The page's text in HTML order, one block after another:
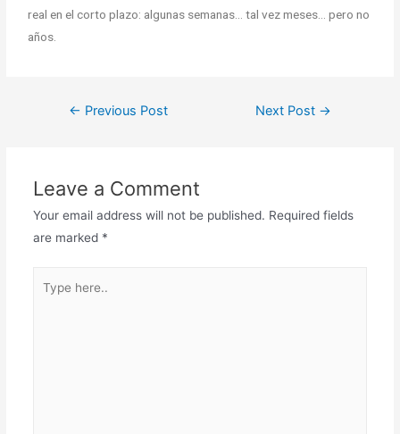
real en el corto plazo: algunas semanas… tal vez meses… pero no
años.
← Previous Post Next Post →
Leave a Comment
Your email address will not be published. Required fields
are marked *